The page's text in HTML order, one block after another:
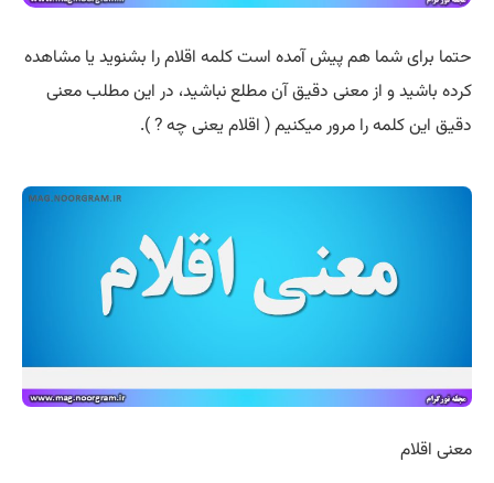
حتما برای شما هم پیش آمده است کلمه اقلام را بشنوید یا مشاهده
کرده باشید و از معنی دقیق آن مطلع نباشید، در این مطلب معنی
دقیق این کلمه را مرور میکنیم ( اقلام یعنی چه ? ).
معنی اقلام